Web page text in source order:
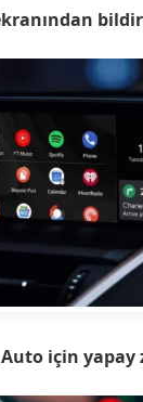
için